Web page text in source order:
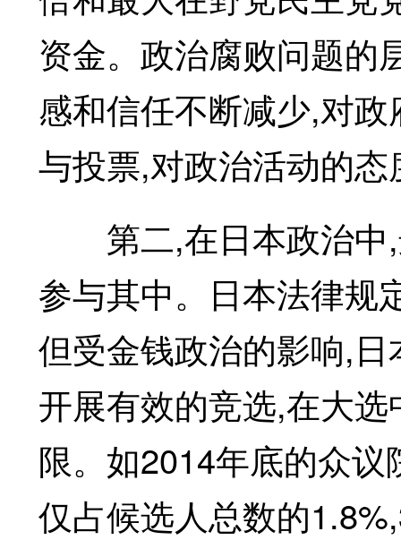
资金。政治腐败问题的
感和信任不断减少,对
与投票,对政治活动的
第二,在日本政治中,
参与其中。日本法律规
但受金钱政治的影响,
开展有效的竞选,在大
限。如2014年底的众
仅占候选人总数的